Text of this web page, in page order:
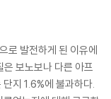
는 곳이라면 언제라도
나 있다. --- p.105
있다. 음성 전달 체계
잡성에 대해서 우리는
로 발전하게 된 이유에
보노보나 다른 아프
지 1.6%에 불과하다.